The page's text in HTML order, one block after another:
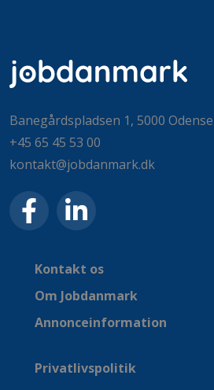
Banegårdspladsen 1, 5000 Odense
+45 65 45 53 00
kontakt@jobdanmark.dk
Kontakt os
Om Jobdanmark
Annonceinformation
Privatlivspolitik